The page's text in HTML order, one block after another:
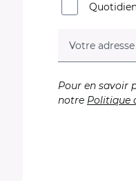
Votre
Pour en savoir
notre Politique